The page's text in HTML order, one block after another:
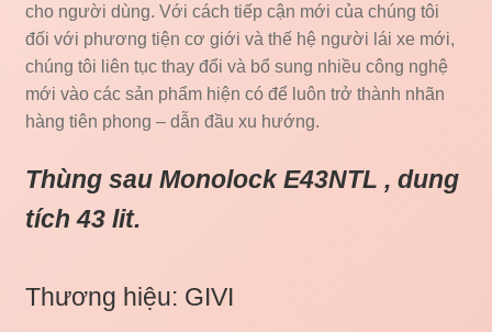
cho người dùng. Với cách tiếp cận mới của chúng tôi
đối với phương tiện cơ giới và thế hệ người lái xe mới,
chúng tôi liên tục thay đổi và bổ sung nhiều công nghệ
mới vào các sản phẩm hiện có để luôn trở thành nhãn
hàng tiên phong – dẫn đầu xu hướng.
Thùng sau Monolock E43NTL , dung
tích 43 lit.
Thương hiệu: GIVI